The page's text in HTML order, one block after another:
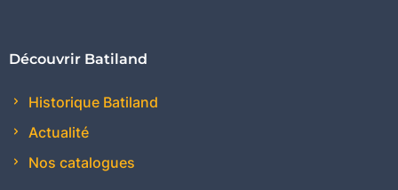
Découvrir Batiland
Historique Batiland
Actualité
Nos catalogues